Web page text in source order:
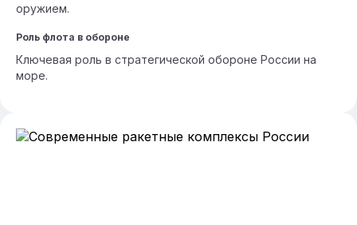
оружием.
Роль флота в обороне
Ключевая роль в стратегической обороне России на
море.